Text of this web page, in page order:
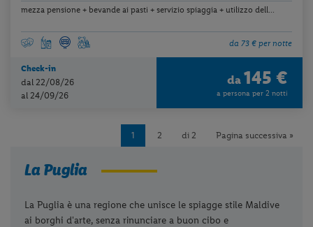
mezza pensione + bevande ai pasti + servizio spiaggia + utilizzo dell...
da 73 € per notte
Check-in
dal 22/08/26
al 24/09/26
da 145 €
a persona per 2 notti
1 2 di 2 Pagina successiva »
La Puglia
La Puglia è una regione che unisce le spiagge stile Maldive
ai borghi d'arte, senza rinunciare a buon cibo e